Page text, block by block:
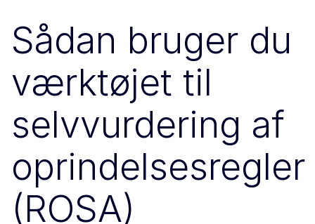
Sådan bruger du
værktøjet til
selvvurdering af
oprindelsesregler
(ROSA)